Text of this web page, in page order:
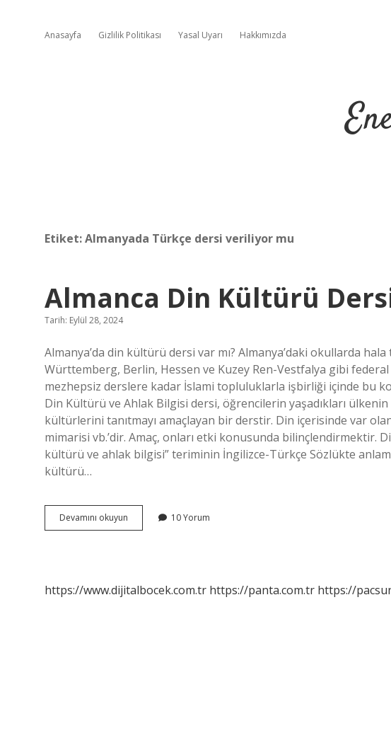
Anasayfa Gizlilik Politikası Yasal Uyarı Hakkımızda
Etiket:Almanyada Türkçe dersi veriliyor mu
Almanca Din Kültürü
Tarih: Eylül 28, 2024
Almanya’da din kültürü dersi var mı? Almanya’daki okullarda
Württemberg, Berlin, Hessen ve Kuzey Ren-Vestfalya gibi
mezhepsiz derslere kadar İslami topluluklarla işbirliği içinde bu
Din Kültürü ve Ahlak Bilgisi dersi, öğrencilerin yaşadıkları
kültürlerini tanıtmayı amaçlayan bir derstir. Din içerisinde var
mimarisi vb.’dir. Amaç, onları etki konusunda bilinçlendirmektir.
kültürü ve ahlak bilgisi” teriminin İngilizce-Türkçe Sözlükte
kültürü…
Devamını okuyun Almanca
Din
10 Yorum
https://www.dijitalbocek.com.tr https://panta.com.tr https://